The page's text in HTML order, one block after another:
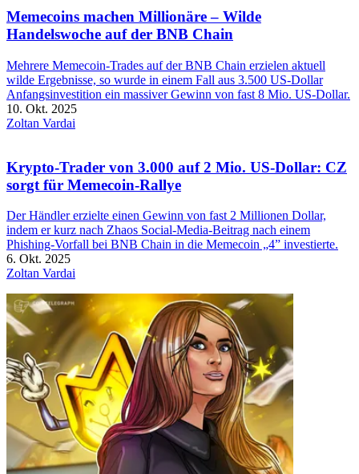
Memecoins machen Millionäre – Wilde
Handelswoche auf der BNB Chain
Mehrere Memecoin-Trades auf der BNB Chain erzielen aktuell
wilde Ergebnisse, so wurde in einem Fall aus 3.500 US-Dollar
Anfangsinvestition ein massiver Gewinn von fast 8 Mio. US-Dollar.
10. Okt. 2025
Zoltan Vardai
Krypto-Trader von 3.000 auf 2 Mio. US-Dollar: CZ
sorgt für Memecoin-Rallye
Der Händler erzielte einen Gewinn von fast 2 Millionen Dollar,
indem er kurz nach Zhaos Social-Media-Beitrag nach einem
Phishing-Vorfall bei BNB Chain in die Memecoin „4” investierte.
6. Okt. 2025
Zoltan Vardai